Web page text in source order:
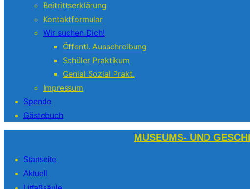
Beitrittserklärung
Kontaktformular
Wir suchen Dich!
Öffentl. Ausschreibung
Schüler Praktikum
Genial Sozial Prakt.
Impressum
Spende
Gästebuch
springen
MUSEUMS- UND
Startseite
Aktuell